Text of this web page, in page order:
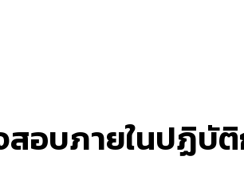
สอบภายในปฏิ